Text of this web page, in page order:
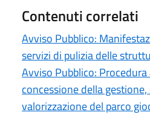
Contenuti correlati
Avviso Pubblico:
servizi di pulizia delle
Avviso Pubblico:
concessione della
valorizzazione del parco